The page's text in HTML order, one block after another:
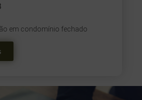
em condomínio fechado